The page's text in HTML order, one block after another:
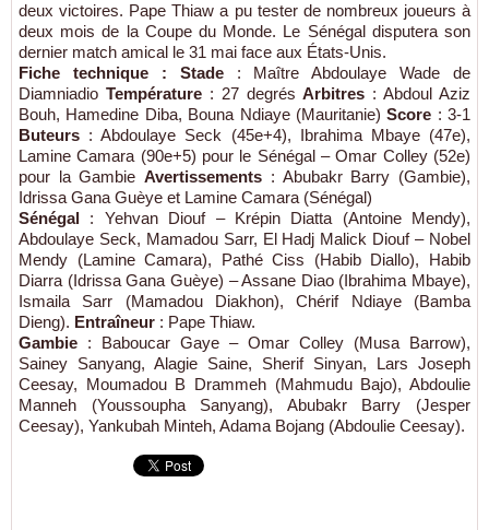
deux victoires. Pape Thiaw a pu tester de nombreux joueurs à
deux mois de la Coupe du Monde. Le Sénégal disputera son
dernier match amical le 31 mai face aux États-Unis.
Fiche technique :
Stade: Maître Abdoulaye Wade de
Diamniadio Température: 27 degrésArbitres : Abdoul Aziz
Bouh, Hamedine Diba, Bouna Ndiaye (Mauritanie)Score : 3-1
Buteurs : Abdoulaye Seck (45e+4), Ibrahima Mbaye (47e),
Lamine Camara (90e+5) pour le Sénégal – Omar Colley (52e)
pour la GambieAvertissements : Abubakr Barry (Gambie),
Idrissa Gana Guèye et Lamine Camara (Sénégal)
Sénégal : Yehvan Diouf – Krépin Diatta (Antoine Mendy),
Abdoulaye Seck, Mamadou Sarr, El Hadj Malick Diouf – Nobel
Mendy (Lamine Camara), Pathé Ciss (Habib Diallo), Habib
Diarra (Idrissa Gana Guèye) – Assane Diao (Ibrahima Mbaye),
Ismaila Sarr (Mamadou Diakhon), Chérif Ndiaye (Bamba
Dieng). Entraîneur : Pape Thiaw.
Gambie : Baboucar Gaye – Omar Colley (Musa Barrow),
Sainey Sanyang, Alagie Saine, Sherif Sinyan, Lars Joseph
Ceesay, Moumadou B Drammeh (Mahmudu Bajo), Abdoulie
Manneh (Youssoupha Sanyang), Abubakr Barry (Jesper
Ceesay), Yankubah Minteh, Adama Bojang (Abdoulie Ceesay).